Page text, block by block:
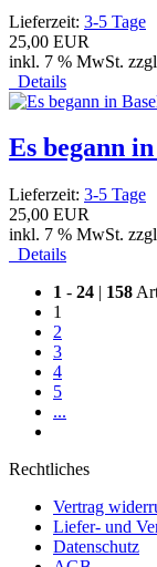
Lieferzeit: 3-5 Tage
25,00 EUR
inkl. 7 % MwSt.
Details
Es begann
Lieferzeit: 3-5 Tage
25,00 EUR
inkl. 7 % MwSt.
Details
1 - 24 | 158
1
2
3
4
5
...
Rechtliches
Vertrag
Liefer- und
Datenschutz